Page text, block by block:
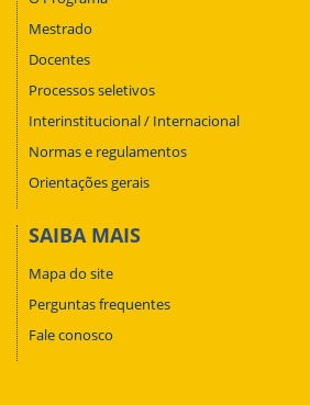
Mestrado
Docentes
Processos seletivos
Interinstitucional / Internacional
Normas e regulamentos
Orientações gerais
SAIBA MAIS
Mapa do site
Perguntas frequentes
Fale conosco